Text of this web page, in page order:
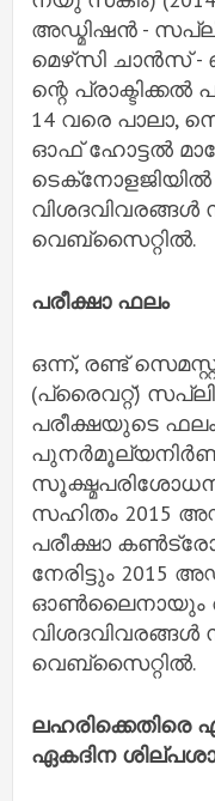
അഡ്മിഷൻ -
മെഴ്‌സി ചാൻസ് -
ന്റെ
14 വരെ പാലാ,
ഓഫ് ഹോട്ടൽ
ടെക്‌നോളജിയിൽ
വെബ്‌സൈറ്റിൽ.
പരീക്ഷാ ഫലം
ഒന്ന്, രണ്ട്
(പ്രൈവറ്റ്)
പരീക്ഷയുടെ
സഹിതം 2015
പരീക്ഷാ
നേരിട്ടും 2015
ഓൺലൈനായും
വെബ്‌സൈറ്റിൽ.
ലഹരിക്കെതിരെ
ഏകദിന